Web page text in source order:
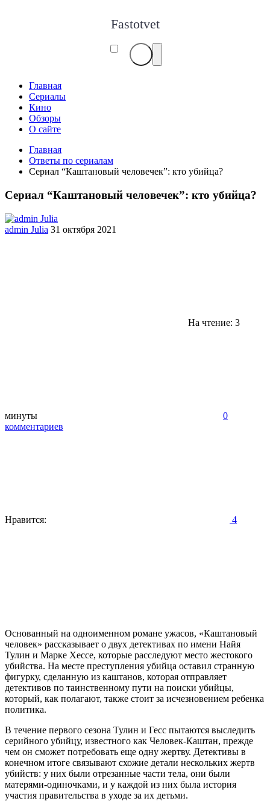
Fastotvet
Главная
Сериалы
Кино
Обзоры
О сайте
Главная
Ответы по сериалам
Сериал “Каштановый человечек”: кто убийца?
Сериал “Каштановый человечек”: кто убийца?
admin Julia 31 октября 2021
На чтение: 3
минуты
0
комментариев
Нравится: 4
Основанный на одноименном романе ужасов, «Каштановый
человек» рассказывает о двух детективах по имени Найя
Тулин и Марке Хессе, которые расследуют место жестокого
убийства. На месте преступления убийца оставил странную
фигурку, сделанную из каштанов, которая отправляет
детективов по таинственному пути на поиски убийцы,
который, как полагают, также стоит за исчезновением ребенка
политика.
В течение первого сезона Тулин и Гесс пытаются выследить
серийного убийцу, известного как Человек-Каштан, прежде
чем он сможет потребовать еще одну жертву. Детективы в
конечном итоге связывают схожие детали нескольких жертв
убийств: у них были отрезанные части тела, они были
матерями-одиночками, и у каждой из них была история
участия правительства в уходе за их детьми.